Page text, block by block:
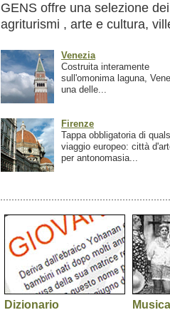
GENS offre una selezione
agriturismi , arte e cultura,
Venezia
Costruita interamente
sull'omonima laguna,
una delle...
Firenze
Tappa obbligatoria di
viaggio europeo: città
per antonomasia...
Dizionario
Musica